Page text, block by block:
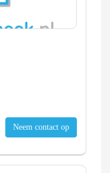
Neem contact op